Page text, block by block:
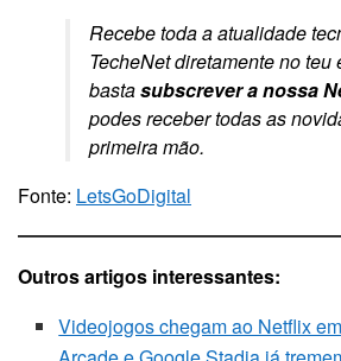
Recebe toda a atualidade
TecheNet diretamente no teu
bastasubscrever a nossa
podes receber todas as
primeira mão.
Fonte: LetsGoDigital
Outros artigos interessantes:
Videojogos chegam ao Netflix